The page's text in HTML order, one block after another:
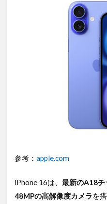
参考： apple.com
iPhone 16は、 最新のA18チ
48MPの高解像度カメラを